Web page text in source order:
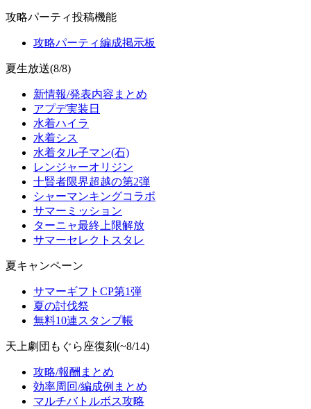
攻略パーティ投稿機能
攻略パーティ編成掲示板
夏生放送(8/8)
新情報/発表内容まとめ
アプデ実装日
水着ハイラ
水着シス
水着タル子マン(石)
レンジャーオリジン
十賢者限界超越の第2弾
シャーマンキングコラボ
サマーミッション
ターニャ最終上限解放
サマーセレクトスタレ
夏キャンペーン
サマーギフトCP第1弾
夏の討伐祭
無料10連スタンプ帳
天上劇団もぐら座復刻(~8/14)
攻略/報酬まとめ
効率周回/編成例まとめ
マルチバトルボス攻略